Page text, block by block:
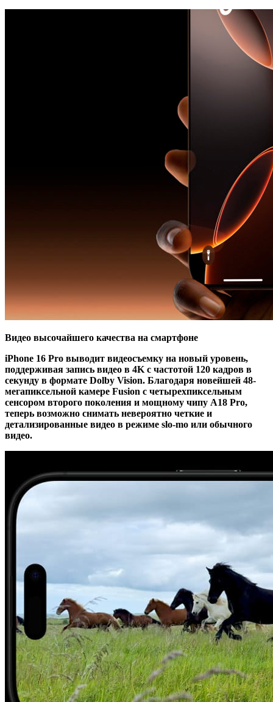
Видео высочайшего качества на смартфоне
iPhone 16 Pro выводит видеосъемку на новый уровень,
поддерживая запись видео в 4K с частотой 120 кадров в
секунду в формате Dolby Vision. Благодаря новейшей 48-
мегапиксельной камере Fusion с четырехпиксельным
сенсором второго поколения и мощному чипу A18 Pro,
теперь возможно снимать невероятно четкие и
детализированные видео в режиме slo-mo или обычного
видео.